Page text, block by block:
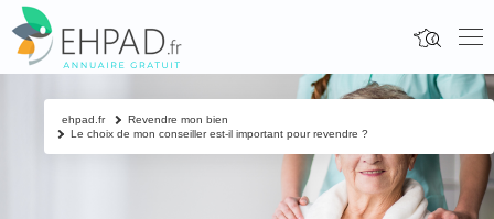
ehpad.fr
Revendre mon bien
Le choix de mon conseiller est-il important pour revendre ?